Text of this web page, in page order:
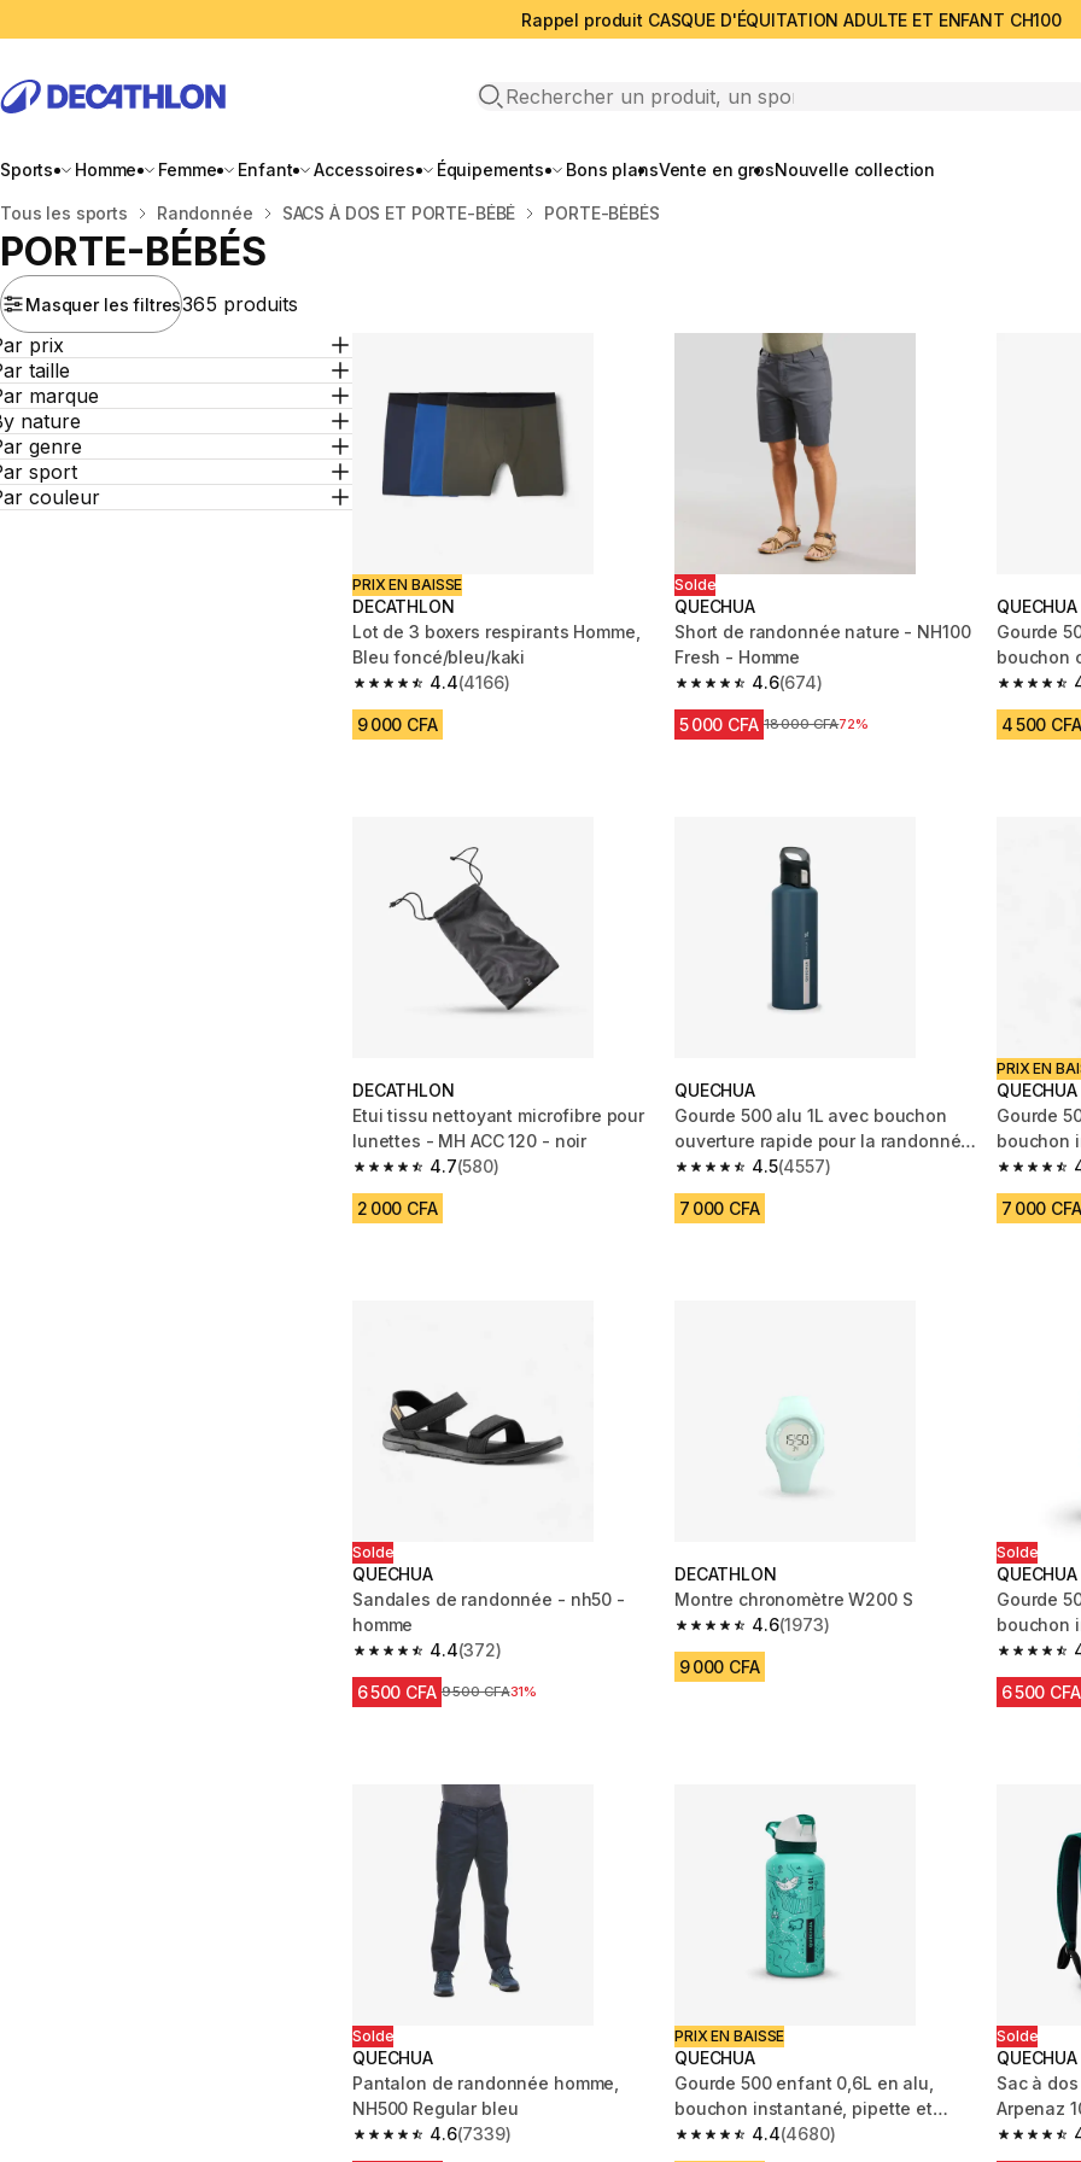
Rappel produit CASQUE D'ÉQUITATION ADULTE ET ENFANT CH100
Open search
Sports Homme Femme Enfant Accessoires Équipements Bons plansVente en grosNouvelle collection
Accueil
Tous les sports Randonnée SACS À DOS ET PORTE-BÉBÉ PORTE-BÉBÉS
PORTE-BÉBÉS
Masquer les filtres365 produits
prix
taille
marque
nature
genre
sport
couleur
PRIX EN BAISSE
DECATHLON
Lot de 3 boxers respirants Homme,
Bleu foncé/bleu/kaki
4.4
4.4 out of 5 stars from 4166 reviews
(4166)
9 000 CFA
Solde
QUECHUA
Short de randonnée nature - NH100
Fresh - Homme
4.6
4.6 out of 5 stars from 674 reviews
(674)
5 000 CFA Prix avant réduction
18 000 CFA72%
QUECHUA
Gourde
bouchon
4.7 out of
4 500 CFA
DECATHLON
Etui tissu nettoyant microfibre pour
lunettes - MH ACC 120 - noir
4.7
4.7 out of 5 stars from 580 reviews
(580)
2 000 CFA
QUECHUA
Gourde 500 alu 1L avec bouchon
ouverture rapide pour la randonnée
- Bleu
4.5
4.5 out of 5 stars from 4557 reviews
(4557)
7 000 CFA
PRIX EN
QUECHUA
Gourde
bouchon
paille,
4.4 out
7 000 CFA
Solde
QUECHUA
Sandales de randonnée - nh50 -
homme
4.4
4.4 out of 5 stars from 372 reviews
(372)
6 500 CFA Prix avant réduction
9 500 CFA31%
DECATHLON
Montre chronomètre W200 S
4.6
4.6 out of 5 stars from 1973 reviews
(1973)
9 000 CFA
Solde
QUECHUA
Gourde
bouchon
paille,
4.4 out
6 500 CFA
Solde
QUECHUA
Pantalon de randonnée homme,
NH500 Regular bleu
4.6
4.6 out of 5 stars from 7339 reviews
(7339)
PRIX EN BAISSE
QUECHUA
Gourde 500 enfant 0,6L en alu,
bouchon instantané, pipette et
paille, randonnée
4.4
4.4 out of 5 stars from 4680 reviews
(4680)
Solde
QUECHUA
Sac à
Arpenaz
4.8 out of